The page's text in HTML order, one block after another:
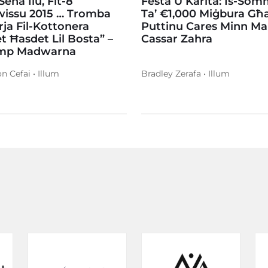
2015 … Tromba
Fil-Kottonera
Ħasdet Lil Bosta” –
Madwarna
Cefai • Illum
Ta’ €1,000 Miġbura
Puttinu Cares Minn
Cassar Zahra
Bradley Zerafa • Illum